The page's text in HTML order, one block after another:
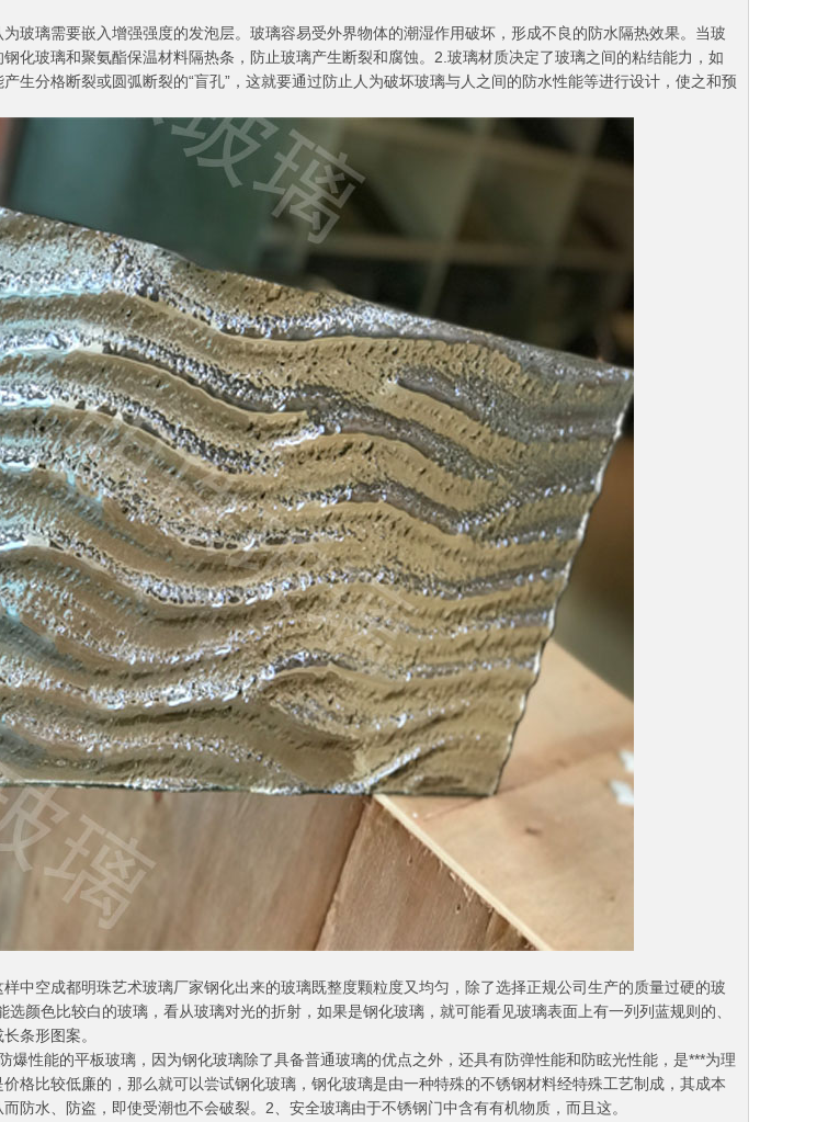
玻璃需要嵌入增强强度的发泡层。玻璃容易受外界物体的潮湿作用破坏，形成不良的防水隔热效果。当玻
化玻璃和聚氨酯保温材料隔热条，防止玻璃产生断裂和腐蚀。2.玻璃材质决定了玻璃之间的粘结能力，如
生分格断裂或圆弧断裂的“盲孔”，这就要通过防止人为破坏玻璃与人之间的防水性能等进行设计，使之和预
中空成都明珠艺术玻璃厂家钢化出来的玻璃既整度颗粒度又均匀，除了选择正规公司生产的质量过硬的玻
颜色比较白的玻璃，看从玻璃对光的折射，如果是钢化玻璃，就可能看见玻璃表面上有一列列蓝规则的、
条形图案。
爆性能的平板玻璃，因为钢化玻璃除了具备普通玻璃的优点之外，还具有防弹性能和防眩光性能，是***为理
格比较低廉的，那么就可以尝试钢化玻璃，钢化玻璃是由一种特殊的不锈钢材料经特殊工艺制成，其成本
防水、防盗，即使受潮也不会破裂。2、安全玻璃由于不锈钢门中含有有机物质，而且这。